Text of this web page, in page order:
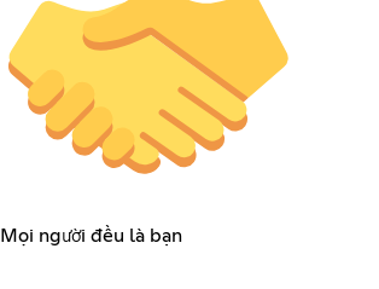
Mọi người đều là bạn